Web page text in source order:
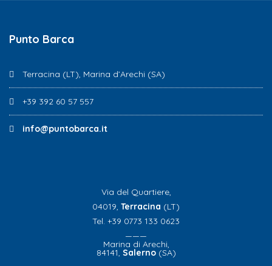
Punto Barca
Terracina (LT), Marina d’Arechi (SA)
+39 392 60 57 557
info@puntobarca.it
Via del Quartiere,
04019, Terracina (LT)
Tel. +39 0773 133 0623
———
Marina di Arechi,
84141, Salerno(SA)